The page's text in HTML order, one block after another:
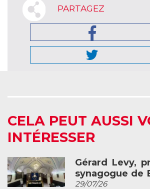
PARTAGEZ
CELA PEUT AUSSI
INTÉRESSER
Gérard Levy,
synagogue de
29/07/26